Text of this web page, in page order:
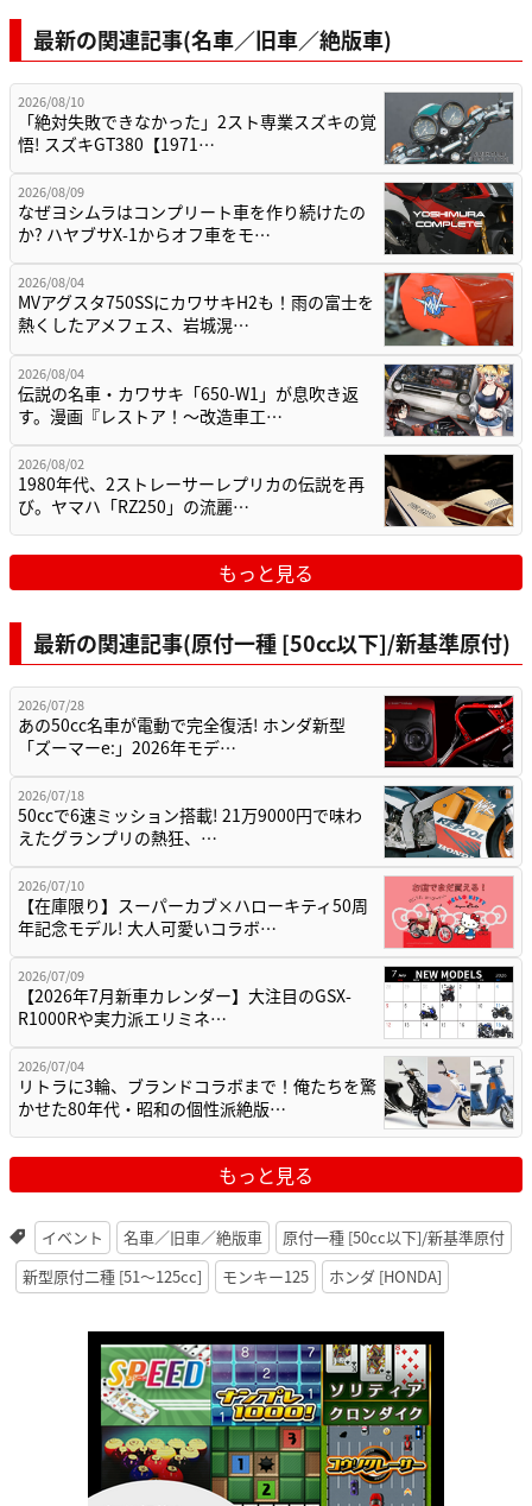
最新の関連記事(名車／旧車／絶版車)
2026/08/10
「絶対失敗できなかった」2スト専業スズキの覚
悟! スズキGT380【1971…
2026/08/09
なぜヨシムラはコンプリート車を作り続けたの
か? ハヤブサX-1からオフ車をモ…
2026/08/04
MVアグスタ750SSにカワサキH2も！雨の富士を
熱くしたアメフェス、岩城滉…
2026/08/04
伝説の名車・カワサキ「650-W1」が息吹き返
す。漫画『レストア！～改造車工…
2026/08/02
1980年代、2ストレーサーレプリカの伝説を再
び。ヤマハ「RZ250」の流麗…
もっと見る
最新の関連記事(原付一種 [50cc以下]/新基準原付)
2026/07/28
あの50cc名車が電動で完全復活! ホンダ新型
「ズーマーe:」2026年モデ…
2026/07/18
50ccで6速ミッション搭載! 21万9000円で味わ
えたグランプリの熱狂、…
2026/07/10
【在庫限り】スーパーカブ×ハローキティ50周
年記念モデル! 大人可愛いコラボ…
2026/07/09
【2026年7月新車カレンダー】大注目のGSX-
R1000Rや実力派エリミネ…
2026/07/04
リトラに3輪、ブランドコラボまで！俺たちを驚
かせた80年代・昭和の個性派絶版…
もっと見る
イベント 名車／旧車／絶版車
原付一種 [50cc以下]/新基準原付
新型原付二種 [51〜125cc]
モンキー125 ホンダ [HONDA]